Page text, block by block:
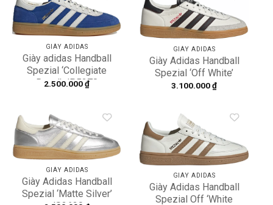
Add to
wishlist
GIÀY ADIDAS
Giày adidas Handball
Spezial ‘Collegiate
Royal’ JP5278
2.500.000₫
Add to
wishlist
GIÀY ADIDAS
Giày Adidas Handball
Spezial ‘Off White’
JH6398
3.100.000₫
Add to
wishlist
GIÀY ADIDAS
Giày Adidas Handball
Spezial ‘Matte Silver’
Add to
wishlist
GIÀY ADIDAS
Giày Adidas Handball
Spezial Off ‘White